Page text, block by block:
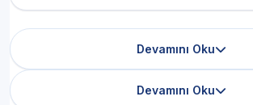
Devamını Oku
Devamını Oku